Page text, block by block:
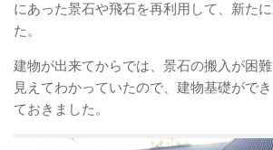
にあった景石や飛石を再利用して、新た
た。
建物が出来てからでは、景石の搬入が困
見えてわかっていたので、建物基礎がで
ておきました。